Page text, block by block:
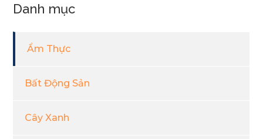
Danh mục
Ẩm Thực
Bất Động Sản
Cây Xanh